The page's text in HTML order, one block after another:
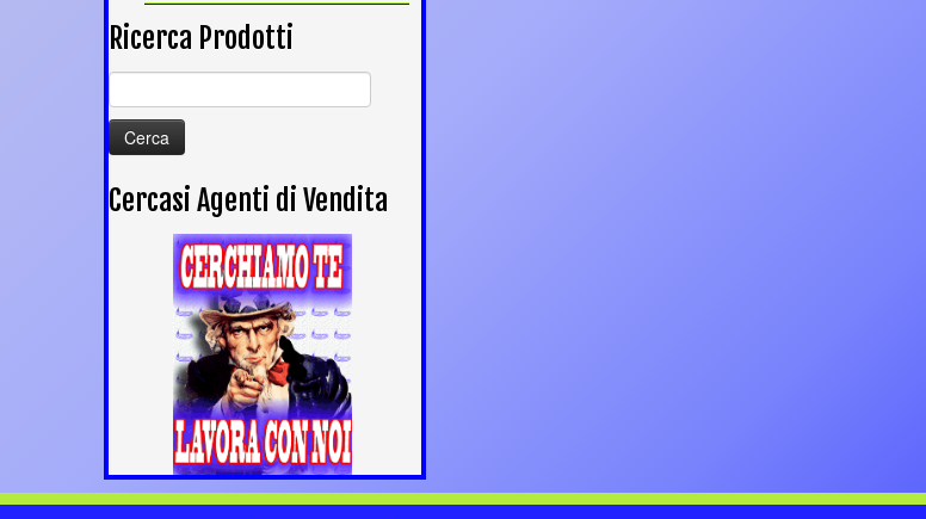
Ricerca Prodotti
per:
Cercasi Agenti di Vendita